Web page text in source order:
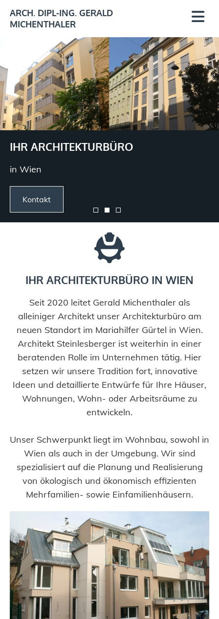
ARCH. DIPL-ING. GERALD
MICHENTHALER
IHR ARCHITEKTURBÜRO
in Wien
Kontakt
IHR ARCHITEKTURBÜRO IN WIEN
Seit 2020 leitet Gerald Michenthaler als
alleiniger Architekt unser Architekturbüro am
neuen Standort im Mariahilfer Gürtel in Wien.
Architekt Steinlesberger ist weiterhin in einer
beratenden Rolle im Unternehmen tätig. Hier
setzen wir unsere Tradition fort, innovative
Ideen und detaillierte Entwürfe für Ihre Häuser,
Wohnungen, Wohn- oder Arbeitsräume zu
entwickeln.
Unser Schwerpunkt liegt im Wohnbau, sowohl in
Wien als auch in der Umgebung. Wir sind
spezialisiert auf die Planung und Realisierung
von ökologisch und ökonomisch effizienten
Mehrfamilien- sowie Einfamilienhäusern.